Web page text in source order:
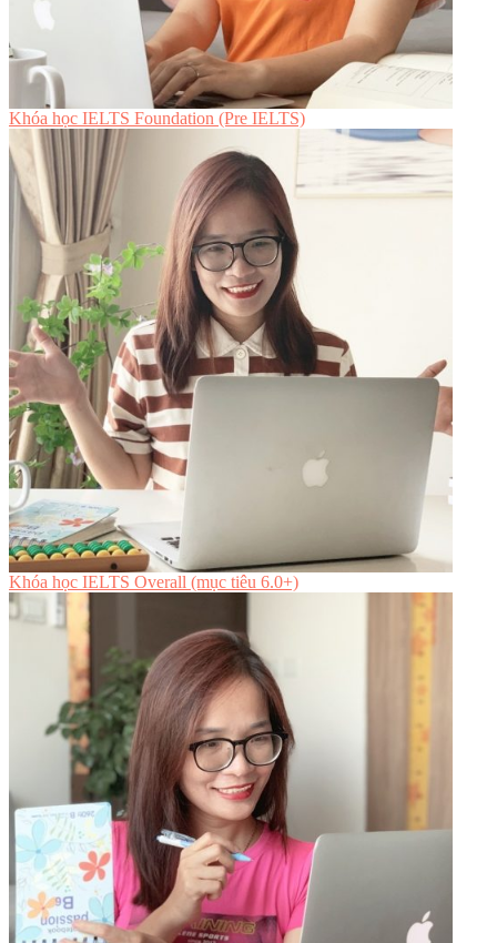
Khóa học IELTS Foundation (Pre IELTS)
Khóa học IELTS Overall (mục tiêu 6.0+)